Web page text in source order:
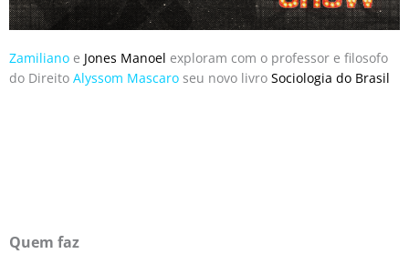
Zamiliano e Jones Manoel exploram com o professor e filosofo
do Direito Alyssom Mascaro seu novo livro Sociologia do Brasil
Quem faz